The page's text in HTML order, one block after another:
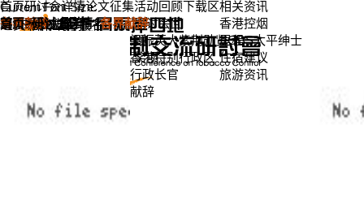
Current Font Size:
跳到內容
繁體字型
A)
字型
A)
字型
A)
首页研讨会详情
研讨会概要
论文征集活动回顾
研讨会回
顾
奖项
下载区相关资讯
香港控烟
里程
住宿建议
旅游资讯
递交论文立即报名
各界献辞
首页>研讨会详情>各界献辞
梁振英大紫荆勋贤GBS太平绅士
香港特别行政区
行政长官
献辞